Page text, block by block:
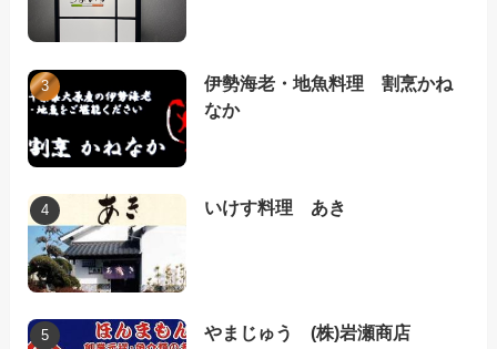
伊勢海老・地魚料理 割烹かね
なか
いけす料理 あき
やまじゅう (株)岩瀬商店